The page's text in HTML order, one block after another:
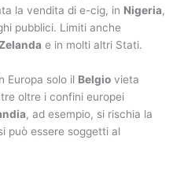
la vendita di e-cig, in Nigeria,
pubblici. Limiti anche
e in molti altri Stati.
Europa solo il Belgio vieta
oltre i confini europei
, ad esempio, si rischia la
può essere soggetti al